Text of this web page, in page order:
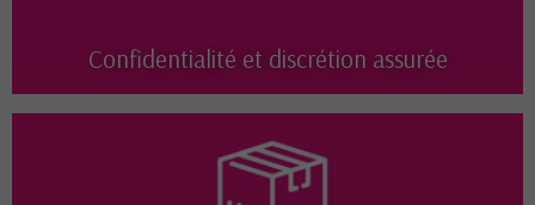
Confidentialité et discrétion assurée